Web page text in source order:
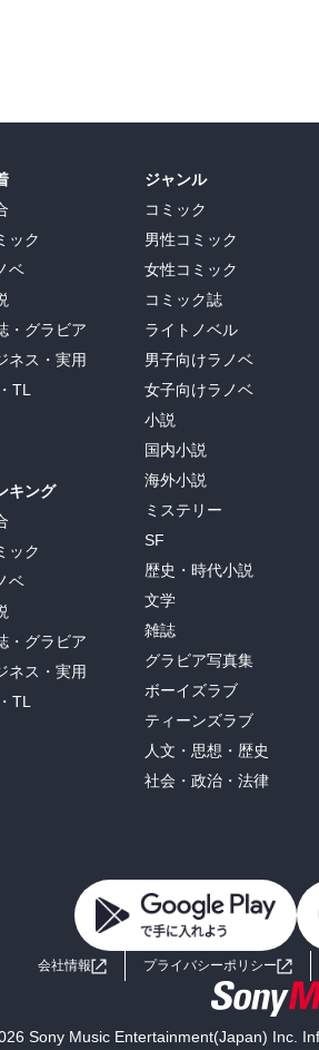
ック
ベ
・グラビア
ネス・実用
TL
キング
ック
ベ
・グラビア
ネス・実用
TL
ジャンル
コミック
男性コミック
女性コミック
コミック誌
ライトノベル
男子向けラノベ
女子向けラノベ
小説
国内小説
海外小説
ミステリー
SF
歴史・時代小説
文学
雑誌
グラビア写真集
ボーイズラブ
ティーンズラブ
人文・思想・歴史
社会・政治・法律
会社情報 プライバシーポリシー
Sony Music Entertainment(Japan) Inc.